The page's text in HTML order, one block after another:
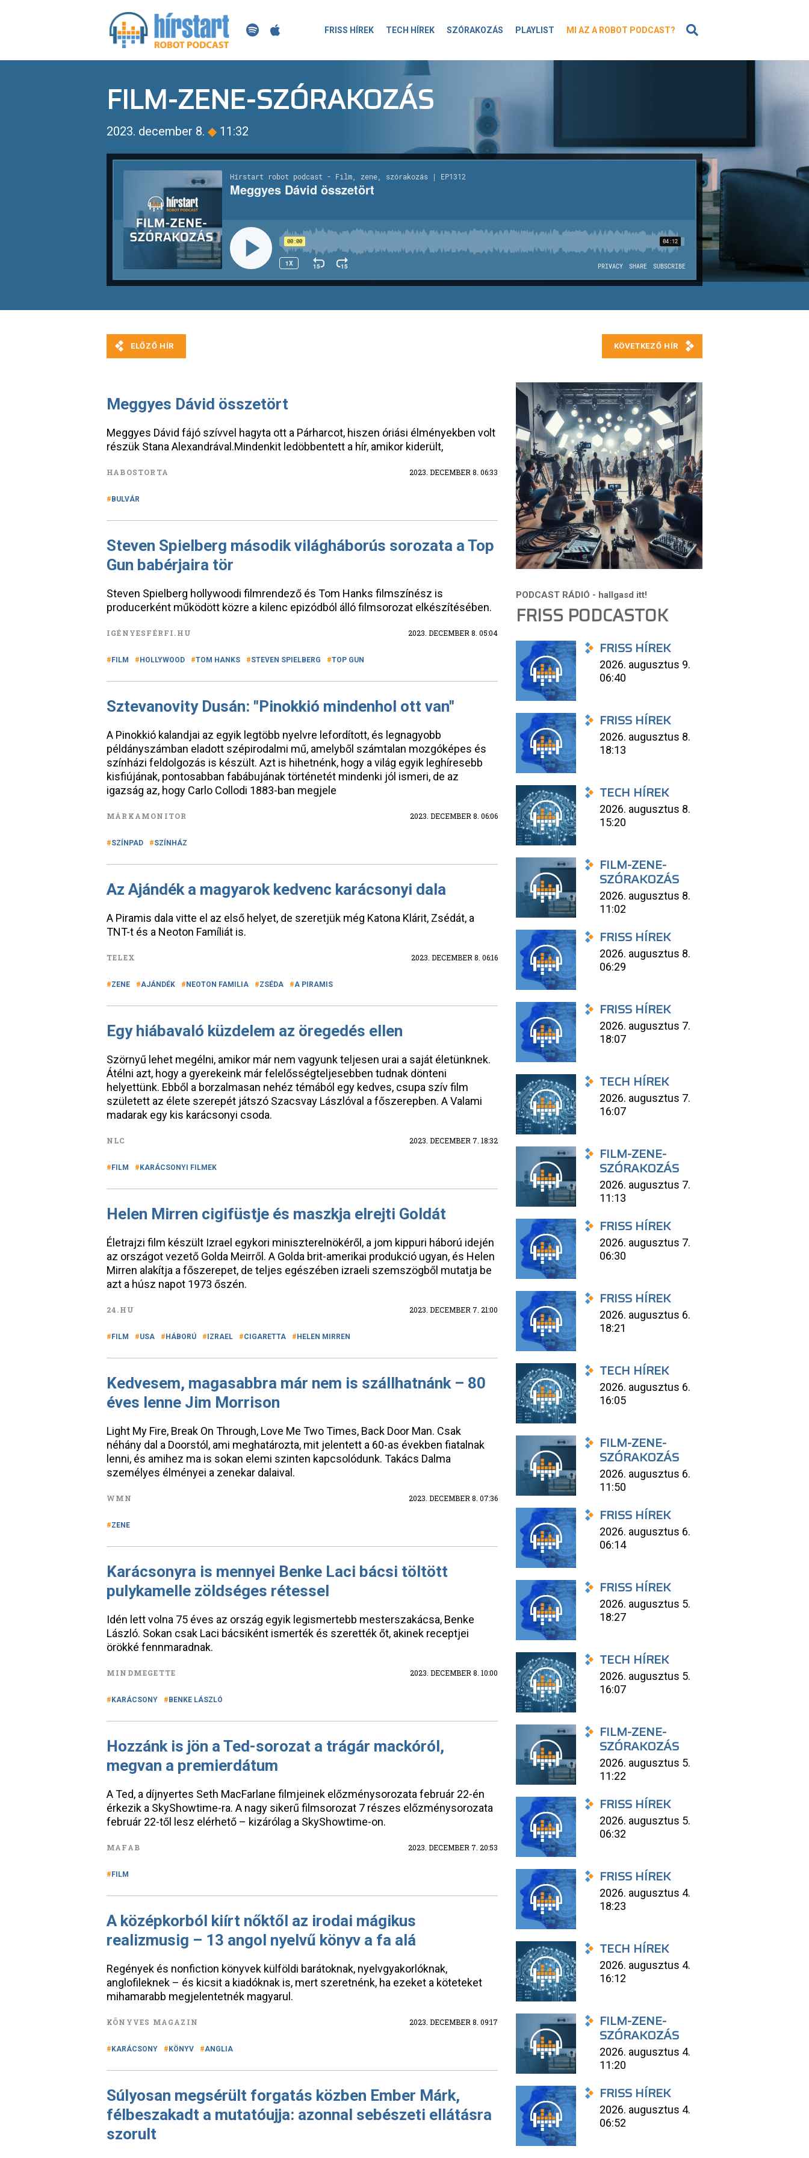
FRISS HÍREK TECH HÍREK SZÓRAKOZÁS PLAYLIST MI AZ A ROBOT PODCAST?
FILM-ZENE-SZÓRAKOZÁS
2023. december 8. ◆ 11:32
Meggyes Dávid összetört
Meggyes Dávid fájó szívvel hagyta ott a Párharcot, hiszen óriási élményekben volt
részük Stana Alexandrával.Mindenkit ledöbbentett a hír, amikor kiderült,
HABOSTORTA 2023. DECEMBER 8. 06:33
BULVÁR
Steven Spielberg második világháborús sorozata a Top
Gun babérjaira tör
Steven Spielberg hollywoodi filmrendező és Tom Hanks filmszínész is
producerként működött közre a kilenc epizódból álló filmsorozat elkészítésében.
IGÉNYESFÉRFI.HU 2023. DECEMBER 8. 05:04
FILM HOLLYWOOD TOM HANKS STEVEN SPIELBERG TOP GUN
Sztevanovity Dusán: "Pinokkió mindenhol ott van"
A Pinokkió kalandjai az egyik legtöbb nyelvre lefordított, és legnagyobb
példányszámban eladott szépirodalmi mű, amelyből számtalan mozgóképes és
színházi feldolgozás is készült. Azt is hihetnénk, hogy a világ egyik leghíresebb
kisfiújának, pontosabban fabábujának történetét mindenki jól ismeri, de az
igazság az, hogy Carlo Collodi 1883-ban megjele
MÁRKAMONITOR 2023. DECEMBER 8. 06:06
SZÍNPAD SZÍNHÁZ
Az Ajándék a magyarok kedvenc karácsonyi dala
A Piramis dala vitte el az első helyet, de szeretjük még Katona Klárit, Zsédát, a
TNT-t és a Neoton Famíliát is.
TELEX 2023. DECEMBER 8. 06:16
ZENE AJÁNDÉK NEOTON FAMILIA ZSÉDA A PIRAMIS
Egy hiábavaló küzdelem az öregedés ellen
Szörnyű lehet megélni, amikor már nem vagyunk teljesen urai a saját életünknek.
Átélni azt, hogy a gyerekeink már felelősségteljesebben tudnak dönteni
helyettünk. Ebből a borzalmasan nehéz témából egy kedves, csupa szív film
született az élete szerepét játszó Szacsvay Lászlóval a főszerepben. A Valami
madarak egy kis karácsonyi csoda.
NLC 2023. DECEMBER 7. 18:32
FILM KARÁCSONYI FILMEK
Helen Mirren cigifüstje és maszkja elrejti Goldát
Életrajzi film készült Izrael egykori miniszterelnökéről, a jom kippuri háború idején
az országot vezető Golda Meirről. A Golda brit-amerikai produkció ugyan, és Helen
Mirren alakítja a főszerepet, de teljes egészében izraeli szemszögből mutatja be
azt a húsz napot 1973 őszén.
24.HU 2023. DECEMBER 7. 21:00
FILM USA HÁBORÚ IZRAEL CIGARETTA HELEN MIRREN
Kedvesem, magasabbra már nem is szállhatnánk – 80
éves lenne Jim Morrison
Light My Fire, Break On Through, Love Me Two Times, Back Door Man. Csak
néhány dal a Doorstól, ami meghatározta, mit jelentett a 60-as években fiatalnak
lenni, és amihez ma is sokan elemi szinten kapcsolódunk. Takács Dalma
személyes élményei a zenekar dalaival.
WMN 2023. DECEMBER 8. 07:36
ZENE
Karácsonyra is mennyei Benke Laci bácsi töltött
pulykamelle zöldséges rétessel
Idén lett volna 75 éves az ország egyik legismertebb mesterszakácsa, Benke
László. Sokan csak Laci bácsiként ismerték és szerették őt, akinek receptjei
örökké fennmaradnak.
MINDMEGETTE 2023. DECEMBER 8. 10:00
KARÁCSONY BENKE LÁSZLÓ
Hozzánk is jön a Ted-sorozat a trágár mackóról,
megvan a premierdátum
A Ted, a díjnyertes Seth MacFarlane filmjeinek előzménysorozata február 22-én
érkezik a SkyShowtime-ra. A nagy sikerű filmsorozat 7 részes előzménysorozata
február 22-től lesz elérhető – kizárólag a SkyShowtime-on.
MAFAB 2023. DECEMBER 7. 20:53
FILM
A középkorból kiírt nőktől az irodai mágikus
realizmusig – 13 angol nyelvű könyv a fa alá
Regények és nonfiction könyvek külföldi barátoknak, nyelvgyakorlóknak,
anglofileknek – és kicsit a kiadóknak is, mert szeretnénk, ha ezeket a köteteket
mihamarabb megjelentetnék magyarul.
KÖNYVES MAGAZIN 2023. DECEMBER 8. 09:17
KARÁCSONY KÖNYV ANGLIA
Súlyosan megsérült forgatás közben Ember Márk,
félbeszakadt a mutatóujja: azonnal sebészeti ellátásra
szorult
FRISS PODCASTOK
FRISS HÍREK
2026. augusztus 9.
06:40
FRISS HÍREK
2026. augusztus 8.
18:13
TECH HÍREK
2026. augusztus 8.
15:20
FILM-ZENE-
SZÓRAKOZÁS
2026. augusztus 8.
11:02
FRISS HÍREK
2026. augusztus 8.
06:29
FRISS HÍREK
2026. augusztus 7.
18:07
TECH HÍREK
2026. augusztus 7.
16:07
FILM-ZENE-
SZÓRAKOZÁS
2026. augusztus 7.
11:13
FRISS HÍREK
2026. augusztus 7.
06:30
FRISS HÍREK
2026. augusztus 6.
18:21
TECH HÍREK
2026. augusztus 6.
16:05
FILM-ZENE-
SZÓRAKOZÁS
2026. augusztus 6.
11:50
FRISS HÍREK
2026. augusztus 6.
06:14
FRISS HÍREK
2026. augusztus 5.
18:27
TECH HÍREK
2026. augusztus 5.
16:07
FILM-ZENE-
SZÓRAKOZÁS
2026. augusztus 5.
11:22
FRISS HÍREK
2026. augusztus 5.
06:32
FRISS HÍREK
2026. augusztus 4.
18:23
TECH HÍREK
2026. augusztus 4.
16:12
FILM-ZENE-
SZÓRAKOZÁS
2026. augusztus 4.
11:20
FRISS HÍREK
2026. augusztus 4.
06:52